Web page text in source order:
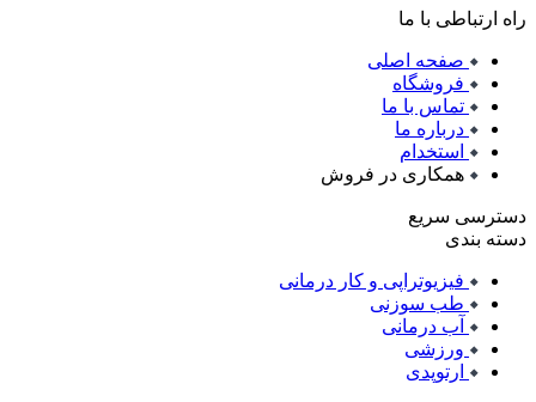
راه ارتباطی با ما
صفحه اصلی
فروشگاه
تماس با ما
درباره ما
استخدام
همکاری در فروش
دسترسی سریع
دسته بندی
فیزیوتراپی و کار درمانی
طب سوزنی
آب درمانی
ورزشی
ارتوپدی